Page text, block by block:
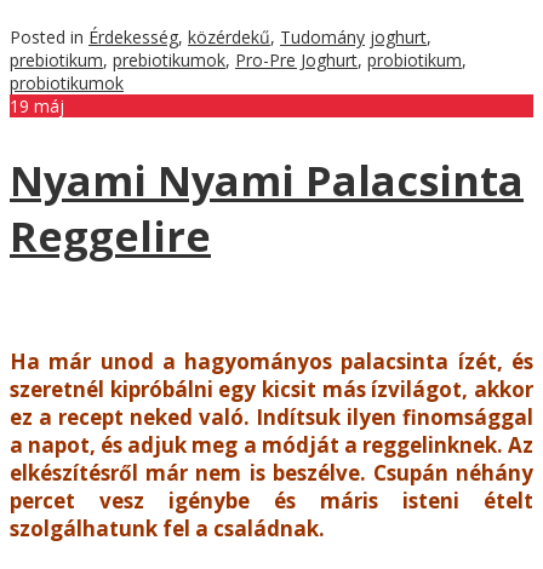
Posted in Érdekesség, közérdekű, Tudomány joghurt,
prebiotikum, prebiotikumok, Pro-Pre Joghurt, probiotikum,
probiotikumok
19 máj
Nyami Nyami Palacsinta
Reggelire
Ha már unod a hagyományos palacsinta ízét, és
szeretnél kipróbálni egy kicsit más ízvilágot, akkor
ez a recept neked való. Indítsuk ilyen finomsággal
a napot, és adjuk meg a módját a reggelinknek. Az
elkészítésről már nem is beszélve. Csupán néhány
percet vesz igénybe és máris isteni ételt
szolgálhatunk fel a családnak.